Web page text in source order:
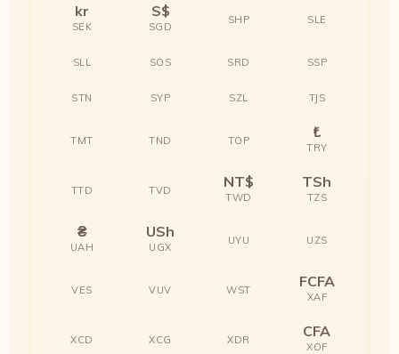
kr
SEK
S$
SGD
SHP SLE
SLL SOS SRD SSP
STN SYP SZL TJS
TMT TND TOP ₺
TRY
TTD TVD NT$
TWD
TSh
TZS
₴
UAH
USh
UGX
UYU UZS
VES VUV WST FCFA
XAF
XCD XCG XDR CFA
XOF